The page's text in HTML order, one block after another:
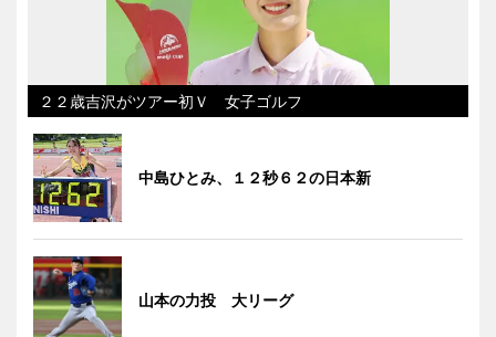
２２歳吉沢がツアー初Ｖ 女子ゴルフ
中島ひとみ、１２秒６２の日本新
山本の力投 大リーグ